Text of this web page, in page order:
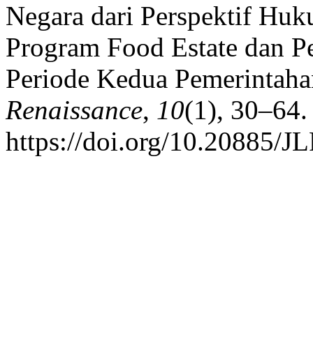
Negara dari Perspektif
Program Food Estate dan
Periode Kedua
Renaissance, 10(1), 30–64.
https://doi.org/10.20885/